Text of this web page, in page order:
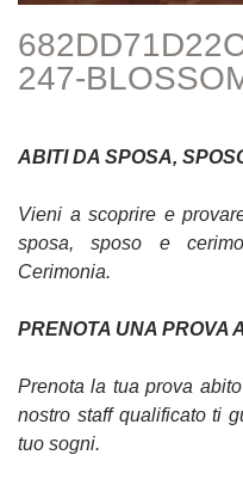
247-
ABITI DA SPOSA,
Vieni a scoprire e
sposa, sposo e
Cerimonia.
PRENOTA UNA PROVA
Prenota la tua prova
nostro staff qualificato ti
tuo sogni.